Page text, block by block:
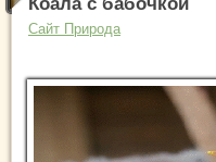
Коала с бабочкой
Сайт Природа